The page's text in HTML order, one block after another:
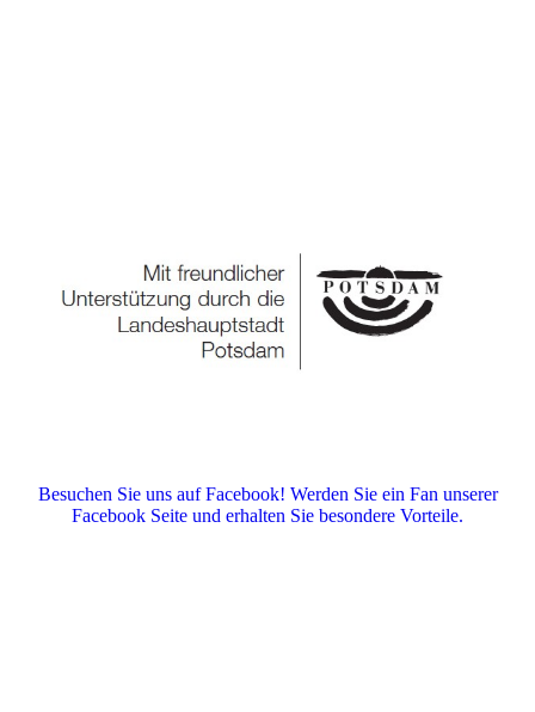
Besuchen Sie uns auf Facebook! Werden Sie ein Fan unserer
Facebook Seite und erhalten Sie besondere Vorteile.